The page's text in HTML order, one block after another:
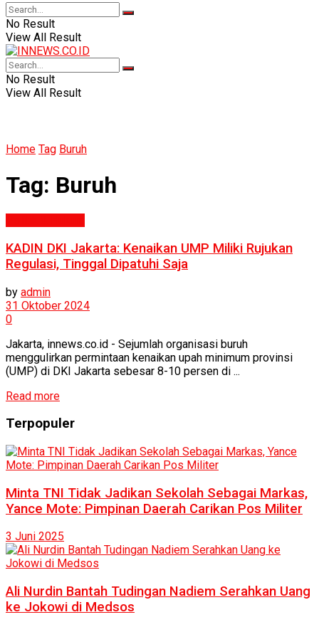
No Result
View All Result
No Result
View All Result
Home Tag Buruh
Tag: Buruh
KADIN DKI Jakarta: Kenaikan UMP Miliki Rujukan
Regulasi, Tinggal Dipatuhi Saja
by admin
31 Oktober 2024
0
Jakarta, innews.co.id - Sejumlah organisasi buruh
menggulirkan permintaan kenaikan upah minimum provinsi
(UMP) di DKI Jakarta sebesar 8-10 persen di ...
Read more
Terpopuler
Minta TNI Tidak Jadikan Sekolah Sebagai Markas,
Yance Mote: Pimpinan Daerah Carikan Pos Militer
3 Juni 2025
Ali Nurdin Bantah Tudingan Nadiem Serahkan Uang
ke Jokowi di Medsos